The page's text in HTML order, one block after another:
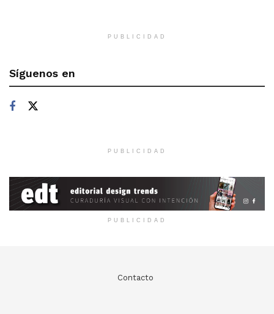
PUBLICIDAD
Síguenos en
PUBLICIDAD
PUBLICIDAD
Contacto